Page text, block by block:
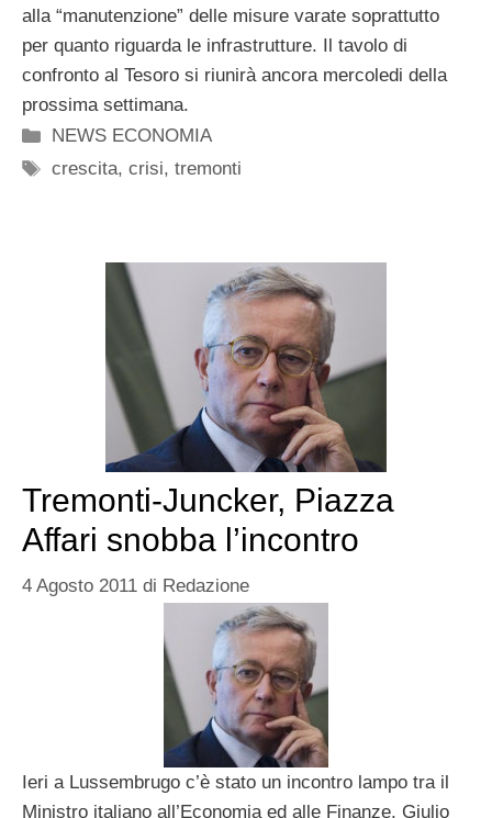
alla “manutenzione” delle misure varate soprattutto
per quanto riguarda le infrastrutture. Il tavolo di
confronto al Tesoro si riunirà ancora mercoledi della
prossima settimana.
Categorie
NEWS ECONOMIA
Tag
crescita,crisi,tremonti
Tremonti-Juncker, Piazza
Affari snobba l’incontro
4 Agosto 2011 di Redazione
Ieri a Lussembrugo c’è stato un incontro lampo tra il
Ministro italiano all’Economia ed alle Finanze, Giulio